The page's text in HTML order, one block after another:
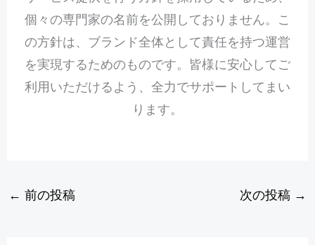
個々の専門家の名前を公開しておりません。こ
の方針は、ブランド全体として責任を持つ運営
を実現するためのものです。皆様に安心してご
利用いただけるよう、全力でサポートしてまい
ります。
← 前の投稿 次の投稿 →